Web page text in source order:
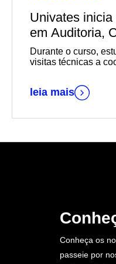
Univates
em Auditoria,
Governança
parceria com o
Durante o curso,
visitas técnicas a
leia mais
Conheça os
passeie por